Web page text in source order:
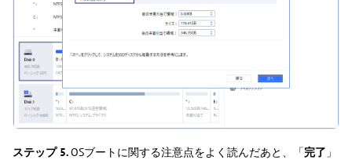
ステップ 5.OSブートに関する注意点をよく読んだあと、「完了 」